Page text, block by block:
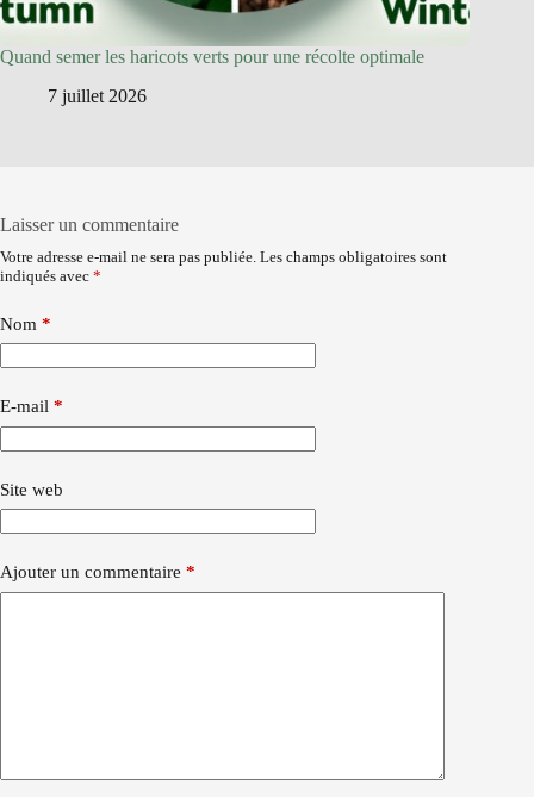
Quand semer les haricots verts pour une récolte optimale
7 juillet 2026
Laisser un commentaire
Votre adresse e-mail ne sera pas publiée. Les champs obligatoires sont
indiqués avec *
Nom *
E-mail *
Site web
Ajouter un commentaire *